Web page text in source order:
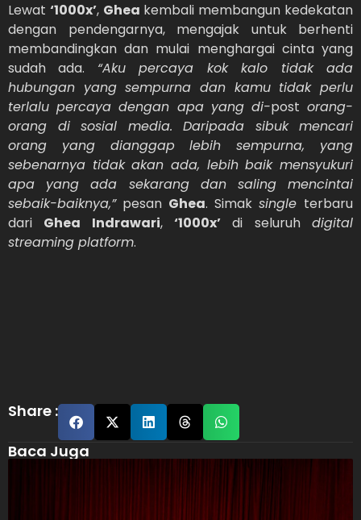
Lewat ‘1000x’, Ghea kembali membangun kedekatan
dengan pendengarnya, mengajak untuk berhenti
membandingkan dan mulai menghargai cinta yang
sudah ada. “Aku percaya kok kalo tidak ada
hubungan yang sempurna dan kamu tidak perlu
terlalu percaya dengan apa yang di-post orang-
orang di sosial media. Daripada sibuk mencari
orang yang dianggap lebih sempurna, yang
sebenarnya tidak akan ada, lebih baik mensyukuri
apa yang ada sekarang dan saling mencintai
sebaik-baiknya,”pesan Ghea. Simak single terbaru
dari Ghea Indrawari,‘1000x’ di seluruhdigital
streaming platform.
Share :
Baca Juga